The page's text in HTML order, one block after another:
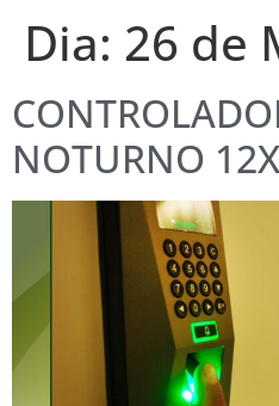
Dia: 26 de
NOTURNO